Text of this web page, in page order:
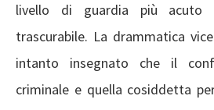
livello di guardia più acuto
trascurabile. La drammatica
intanto insegnato che il
criminale e quella cosiddetta